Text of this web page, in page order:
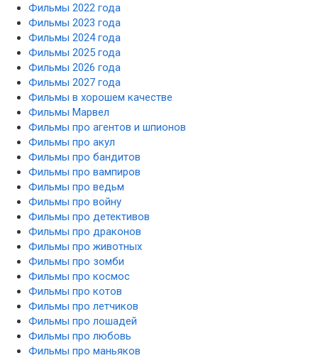
Фильмы 2022 года
Фильмы 2023 года
Фильмы 2024 года
Фильмы 2025 года
Фильмы 2026 года
Фильмы 2027 года
Фильмы в хорошем качестве
Фильмы Марвел
Фильмы про агентов и шпионов
Фильмы про акул
Фильмы про бандитов
Фильмы про вампиров
Фильмы про ведьм
Фильмы про войну
Фильмы про детективов
Фильмы про драконов
Фильмы про животных
Фильмы про зомби
Фильмы про космос
Фильмы про котов
Фильмы про летчиков
Фильмы про лошадей
Фильмы про любовь
Фильмы про маньяков